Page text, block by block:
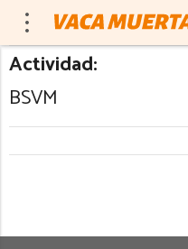
Actividad:
BSVM